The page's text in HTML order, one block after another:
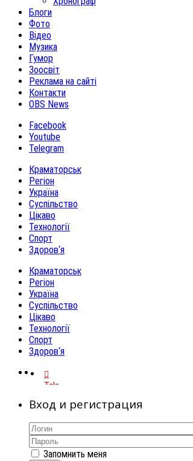
Блоги
Фото
Відео
Музика
Гумор
Зоосвіт
Реклама на сайті
Контакти
OBS News
Facebook
Youtube
Telegram
Краматорськ
Регіон
Україна
Суспільство
Цікаво
Технології
Спорт
Здоров‘я
Краматорськ
Регіон
Україна
Суспільство
Цікаво
Технології
Спорт
Здоров‘я
Telegram
Вход и регистрация
Запомнить меня